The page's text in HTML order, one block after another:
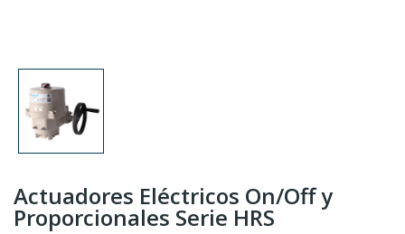
Actuadores Eléctricos On/Off y
Proporcionales Serie HRS